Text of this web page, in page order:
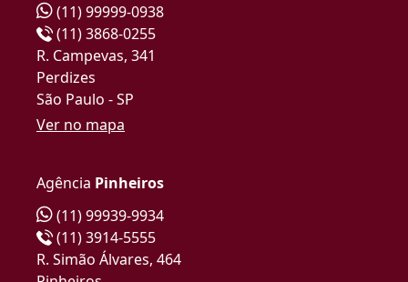
(11) 99999-0938
(11) 3868-0255
R. Campevas, 341
Perdizes
São Paulo - SP
Ver no mapa
Agência Pinheiros
(11) 99939-9934
(11) 3914-5555
R. Simão Álvares, 464